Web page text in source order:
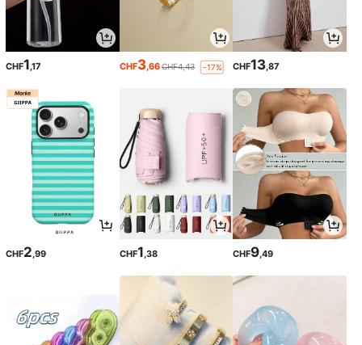
CHF1,17 CHF3,66CHF4,43 -17% CHF13,87
CHF2,99 CHF1,38 CHF9,49